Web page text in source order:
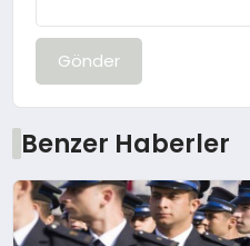
Gönder
Benzer Haberler